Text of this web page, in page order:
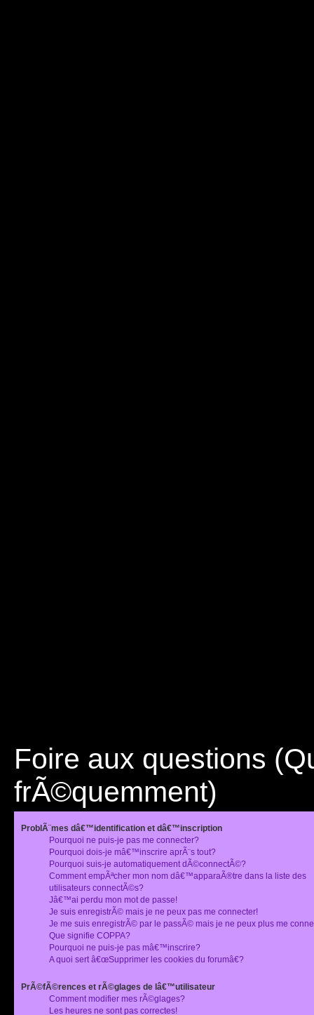
Foire aux questions
frÃ©quemment)
ProblÃ¨mes dâ€™identification et dâ€™inscription
Pourquoi ne puis-je pas me connecter?
Pourquoi dois-je mâ€™inscrire aprÃ¨s tout?
Pourquoi suis-je automatiquement dÃ©connectÃ©?
Comment empÃªcher mon nom dâ€™apparaÃ®tre dans la liste des
utilisateurs connectÃ©s?
Jâ€™ai perdu mon mot de passe!
Je suis enregistrÃ© mais je ne peux pas me connecter!
Je me suis enregistrÃ© par le passÃ© mais je ne peux plus me
Que signifie COPPA?
Pourquoi ne puis-je pas mâ€™inscrire?
A quoi sert â€œSupprimer les cookies du forumâ€?
PrÃ©fÃ©rences et rÃ©glages de lâ€™utilisateur
Comment modifier mes rÃ©glages?
Les heures ne sont pas correctes!